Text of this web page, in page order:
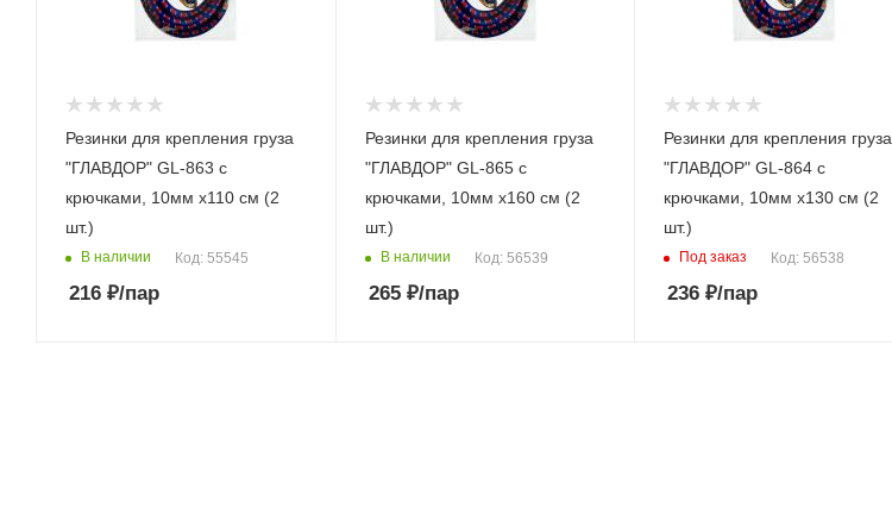
Резинки для крепления груза
"ГЛАВДОР" GL-863 с
крючками, 10мм х110 см (2
шт.)
В наличии Код: 55545
216 ₽/пар
Резинки для крепления груза
"ГЛАВДОР" GL-865 с
крючками, 10мм х160 см (2
шт.)
В наличии Код: 56539
265₽/пар
Резинки для крепления груза
"ГЛАВДОР" GL-864 с
крючками, 10мм х130 см (2
шт.)
Под заказ Код: 56538
236 ₽/пар